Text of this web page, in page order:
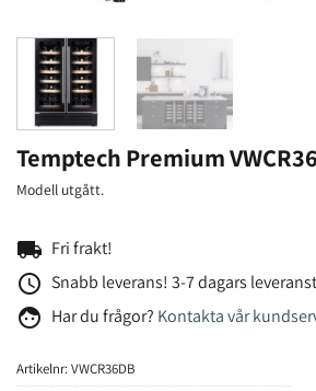
Temptech Premium
Modell utgått.
local_shipping Fri frakt!
access_time Snabb leverans! 3-7 dagars
face Har du frågor? Kontakta vår
Artikelnr:VWCR36DB